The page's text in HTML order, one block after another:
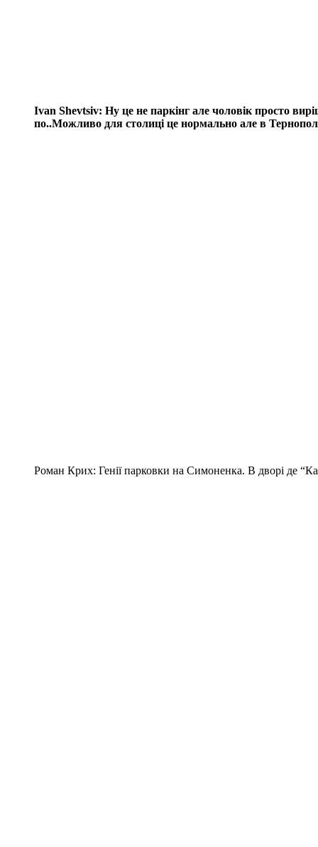
Ivan Shevtsiv: Ну це не паркінг але чоловік просто
по..Можливо для столиці це нормально але в
Роман Крих: Генії парковки на Симоненка. В дворі де